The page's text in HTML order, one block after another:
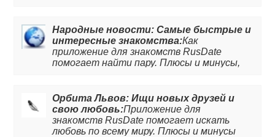
Народные новости: Самые быстрые и
интересные знакомства:Как
приложение для знакомств RusDate
помогает найти пару. Плюсы и минусы,
Орбита Львов: Ищи новых друзей и
свою любовь:Приложение для
знакомств RusDate помогает искать
любовь по всему миру. Плюсы и минусы